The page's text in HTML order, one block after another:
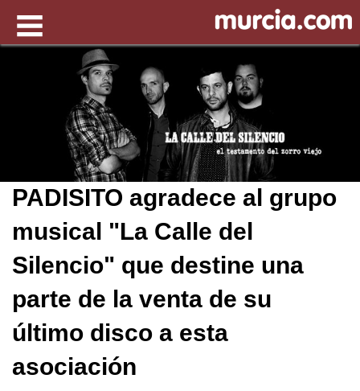
PADISITO agradece al grupo
musical "La Calle del
Silencio" que destine una
parte de la venta de su
último disco a esta
asociación